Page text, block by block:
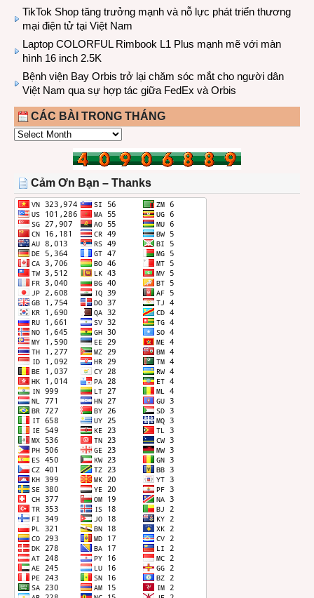
TikTok Shop tăng trưởng mạnh và nỗ lực phát triển thương
mại điện tử tại Việt Nam
Laptop COLORFUL Rimbook L1 Plus mạnh mẽ với màn
hình 16 inch 2.5K
Bệnh viện Bay Orbis trở lại chăm sóc mắt cho người dân
Việt Nam qua sự hợp tác giữa FedEx và Orbis
CÁC BÀI TRONG THÁNG
CÁC
THÁNG
Cảm Ơn Bạn – Thanks